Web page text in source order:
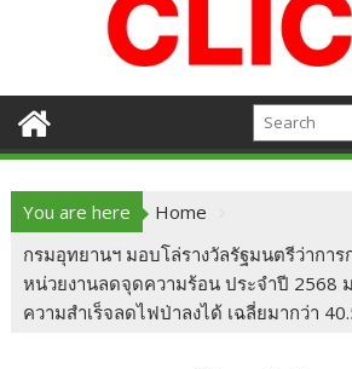
You are here
Home
กรมอุทยานฯ มอบโล่รางวัลรัฐมนตรีว่าการ
หน่วยงานลดจุดความร้อน ประจำปี 2568
ความสำเร็จลดไฟป่าลงได้ เฉลี่ยมากว่า